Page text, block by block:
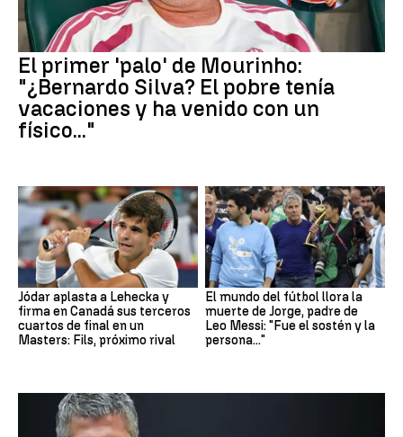
El primer 'palo' de Mourinho:
"¿Bernardo Silva? El pobre tenía
vacaciones y ha venido con un
físico..."
Jódar aplasta a Lehecka y
firma en Canadá sus terceros
cuartos de final en un
Masters: Fils, próximo rival
El mundo del fútbol llora la
muerte de Jorge, padre de
Leo Messi: "Fue el sostén y la
persona..."